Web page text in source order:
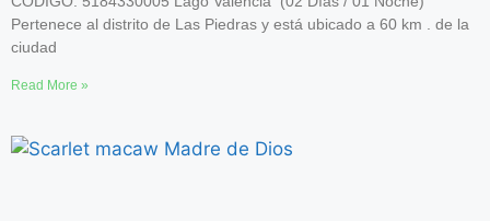
Pertenece al distrito de Las Piedras y está ubicado a 60 km . de la
ciudad
Read More »